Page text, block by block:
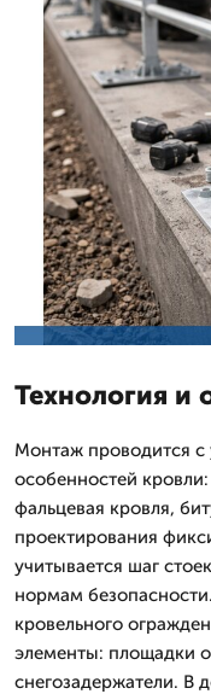
Технология и
Монтаж проводится с
особенностей
фальцевая кровля,
проектирования
учитывается шаг
нормам
кровельного
элементы: площадки
снегозадержатели. В